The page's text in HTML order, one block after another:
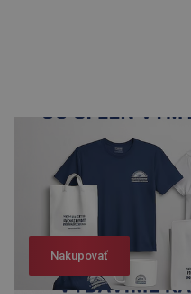
Nakupovať